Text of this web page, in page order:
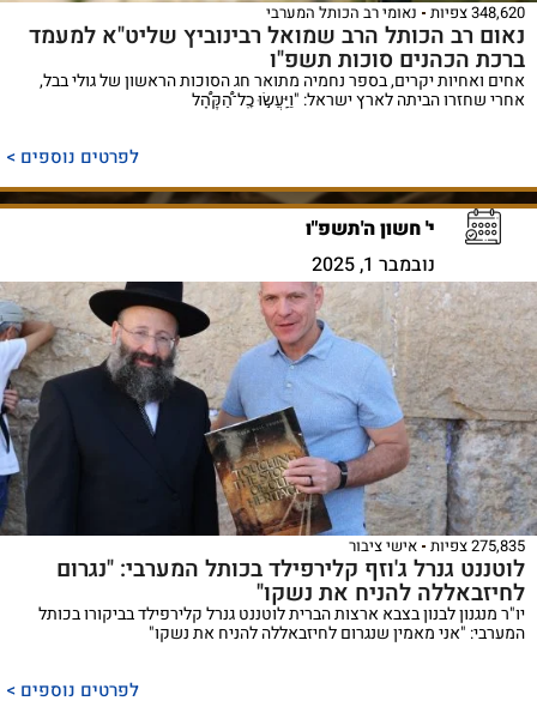
348,620 צפיות נאומי רב הכותל המערבי
נאום רב הכותל הרב שמואל רבינוביץ שליט"א למעמד
ברכת הכהנים סוכות תשפ"ו
אחים ואחיות יקרים, בספר נחמיה מתואר חג הסוכות הראשון של גולי בבל,
אחרי שחזרו הביתה לארץ ישראל: "וַיַּֽעֲשׂ֣וּ כׇֽל־הַ֠קָּהָ֠ל
לפרטים נוספים >
י' חשון ה'תשפ"ו
נובמבר 1, 2025
275,835 צפיות אישי ציבור
לוטננט גנרל ג'וזף קלירפילד בכותל המערבי: "נגרום
לחיזבאללה להניח את נשקו"
יו"ר מנגנון לבנון בצבא ארצות הברית לוטננט גנרל קלירפילד בביקורו בכותל
המערבי: "אני מאמין שנגרום לחיזבאללה להניח את נשקו"
לפרטים נוספים >